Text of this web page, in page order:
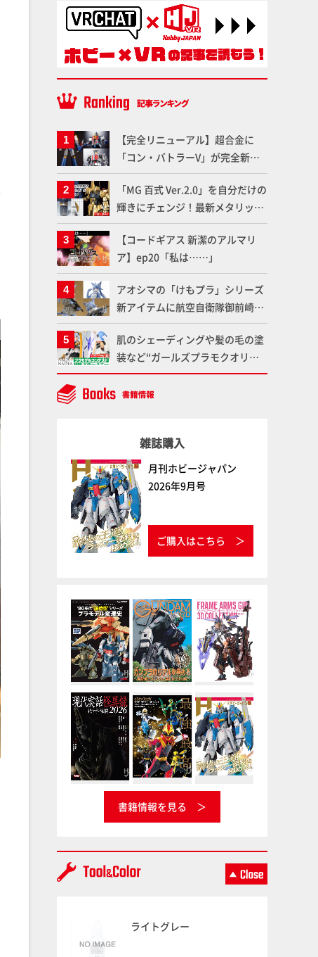
【完全リニューアル】超合金に
「コン・バトラーV」が完全新規
造形で登場！気になる仕様を試作
品の撮り下ろしでご紹介!!さらに
「大鉄人17」＆「ワンエイト」セ
ット情報もお届け！【超合金の
魂】
「MG 百式 Ver.2.0」を自分だけの
輝きにチェンジ！最新メタリック
塗料を使ってより金属感を増した
仕上がりに!!【試し読み】
【コードギアス 新潔のアルマリ
ア】ep20「私は……」
アオシマの「けもプラ」シリーズ
新アイテムに航空自衛隊御前崎分
屯基地の公式キャラクターとして
誕生した「おまねこ」が着任！け
もプラ公式サイト限定版と通常版
の2ラインで発売！
肌のシェーディングや髪の毛の塗
装など“ガールズプラモクオリテ
ィアップ術”で仕上げる！カスタ
ム作例「白騎士ソフィエラ」が完
11:59まで応募受付中】
雑誌購入
月刊ホビージャパン
2026年9月号
ご購入はこちら
書籍情報を見る
ライトグレー